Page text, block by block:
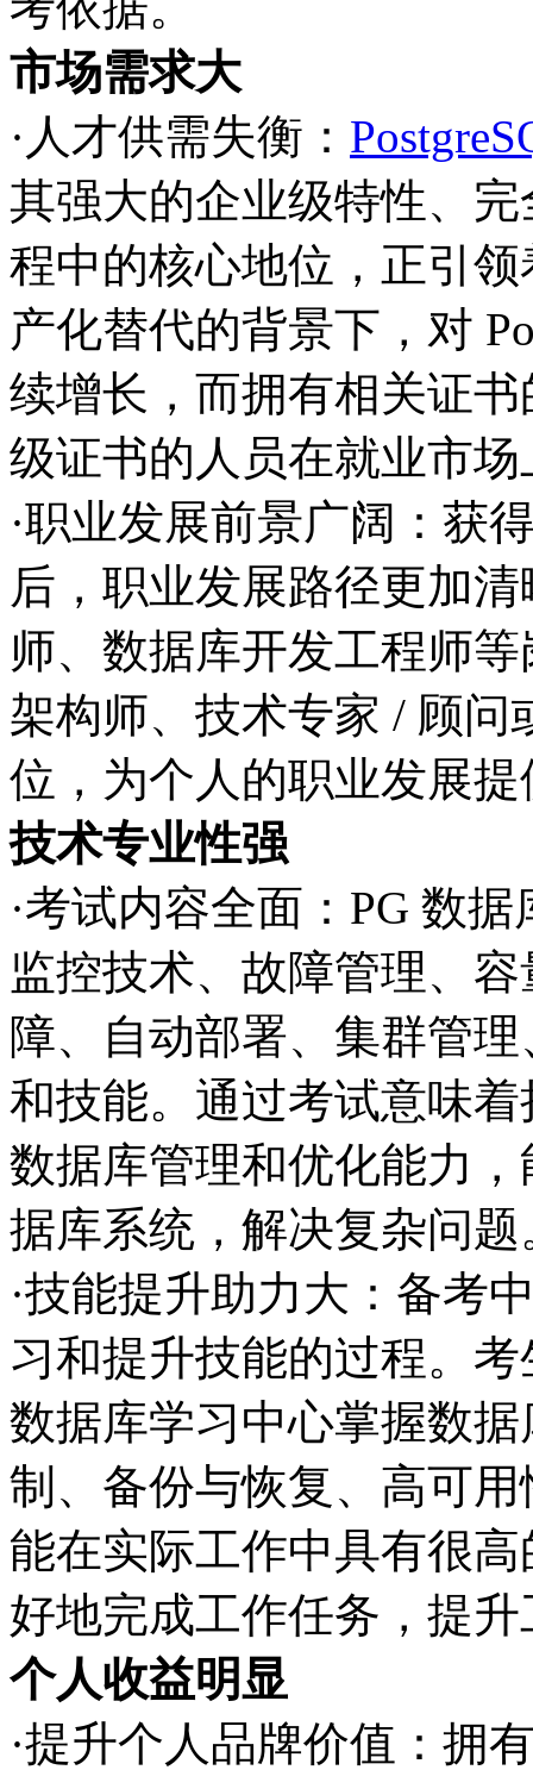
市场需求大
·人才供需失衡：
其强大的企业级特性、
程中的核心地位，正引
产化替代的背景下，对
续增长，而拥有相关证
级证书的人员在就业市
·职业发展前景广阔：获
后，职业发展路径更加
师、数据库开发工程师
架构师、技术专家 / 顾
位，为个人的职业发展
技术专业性强
·考试内容全面：PG 数
监控技术、故障管理、
障、自动部署、集群管
和技能。通过考试意味着
数据库管理和优化能力
据库系统，解决复杂问题
·技能提升助力大：备考
习和提升技能的过程。
数据库学习中心掌握数
制、备份与恢复、高可
能在实际工作中具有很
好地完成工作任务，提
个人收益明显
·提升个人品牌价值：拥